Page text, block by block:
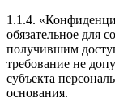
1.1.4.
обязательное для
получившим
требование не
субъекта
основания.